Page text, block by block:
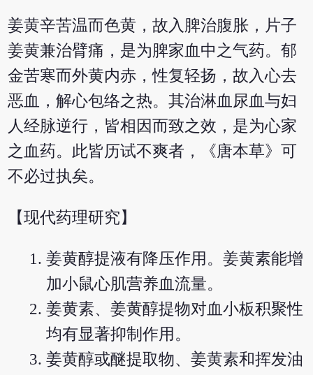
姜黄辛苦温而色黄，故入脾治腹胀，片子
姜黄兼治臂痛，是为脾家血中之气药。郁
金苦寒而外黄内赤，性复轻扬，故入心去
恶血，解心包络之热。其治淋血尿血与妇
人经脉逆行，皆相因而致之效，是为心家
之血药。此皆历试不爽者，《唐本草》可
不必过执矣。
【现代药理研究】
姜黄醇提液有降压作用。姜黄素能增
加小鼠心肌营养血流量。
姜黄素、姜黄醇提物对血小板积聚性
均有显著抑制作用。
姜黄醇或醚提取物、姜黄素和挥发油